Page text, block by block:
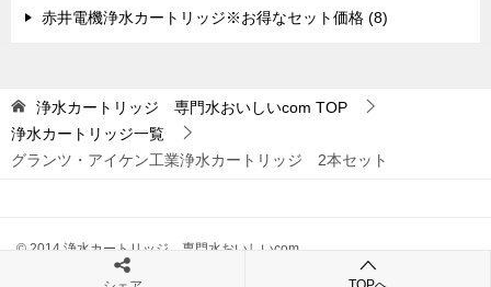
赤井電機浄水カートリッジ※お得なセット価格 (8)
浄水カートリッジ 専門水おいしいcom TOP
浄水カートリッジ一覧
グランツ・アイケン工業浄水カートリッジ 2本セット
© 2014 浄水カートリッジ 専門水おいしいcom